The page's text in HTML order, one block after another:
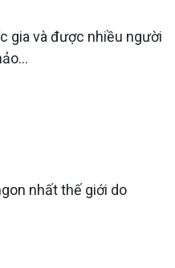
gia và được nhiều người
nhất thế giới do